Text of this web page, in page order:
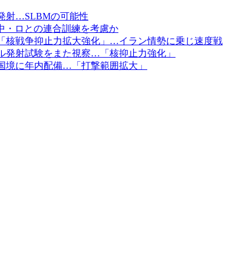
射…SLBMの可能性
ロとの連合訓練を考慮か
核戦争抑止力拡大強化」…イラン情勢に乗じ速度戦
射試験をまた視察…「核抑止力強化」
境に年内配備…「打撃範囲拡大」